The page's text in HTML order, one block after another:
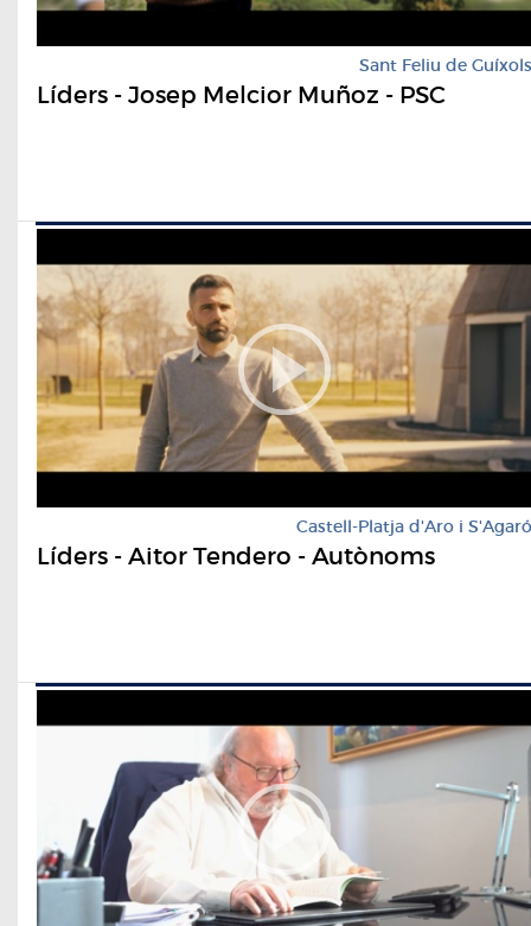
Sant Feliu de Guíxols
Líders - Josep Melcior Muñoz - PSC
Castell-Platja d'Aro i S'Agaró
Líders - Aitor Tendero - Autònoms